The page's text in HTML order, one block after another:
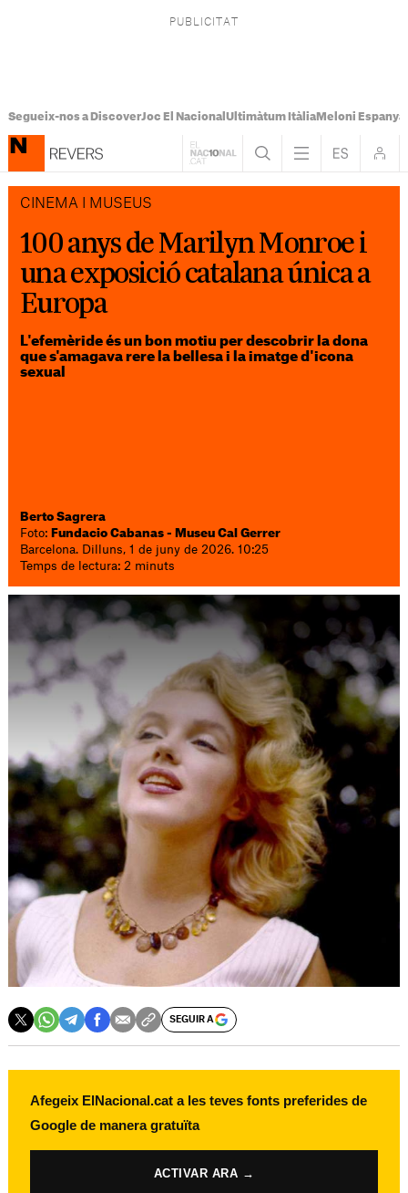
Segueix-nos a DiscoverJoc El Nacional Ultimàtum ItàliaMeloni Espanya
CINEMA I MUSEUS
100 anys de Marilyn Monroe i
una exposició catalana única a
Europa
L'efemèride és un bon motiu per descobrir la dona
que s'amagava rere la bellesa i la imatge d'icona
sexual
Berto Sagrera
Foto: Fundacio Cabanas - Museu Cal Gerrer
Barcelona. Dilluns, 1 de juny de 2026. 10:25
Temps de lectura: 2 minuts
SEGUIR A
Afegeix ElNacional.cat a les teves fonts preferides de
Google de manera gratuïta
ACTIVAR ARA →